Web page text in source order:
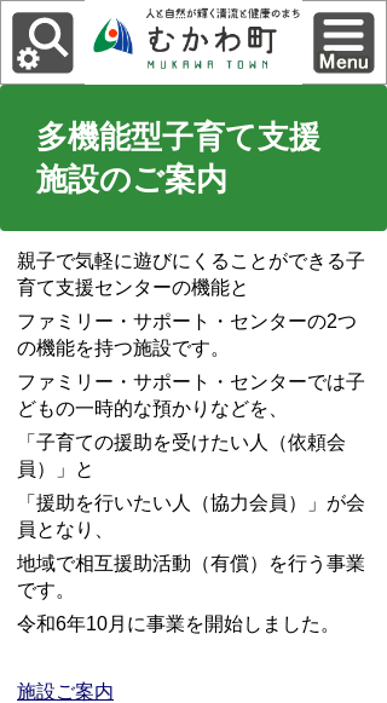
多機能型子育て支援
施設のご案内
親子で気軽に遊びにくることができる子
育て支援センターの機能と
ファミリー・サポート・センターの2つ
の機能を持つ施設です。
ファミリー・サポート・センターでは子
どもの一時的な預かりなどを、
「子育ての援助を受けたい人（依頼会
員）」と
「援助を行いたい人（協力会員）」が会
員となり、
地域で相互援助活動（有償）を行う事業
です。
令和6年10月に事業を開始しました。
施設ご案内